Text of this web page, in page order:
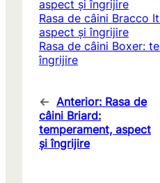
aspect și îngrijire
Rasa de câini Bracco
aspect și îngrijire
Rasa de câini Boxer:
îngrijire
← Anterior: Rasa de
câini Briard:
temperament, aspect
și îngrijire